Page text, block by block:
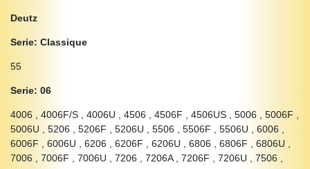
Deutz
Serie: Classique
55
Serie: 06
4006 , 4006F/S , 4006U , 4506 , 4506F , 4506US , 5006 , 5006F ,
5006U , 5206 , 5206F , 5206U , 5506 , 5506F , 5506U , 6006 ,
6006F , 6006U , 6206 , 6206F , 6206U , 6806 , 6806F , 6806U ,
7006 , 7006F , 7006U , 7206 , 7206A , 7206F , 7206U , 7506 ,